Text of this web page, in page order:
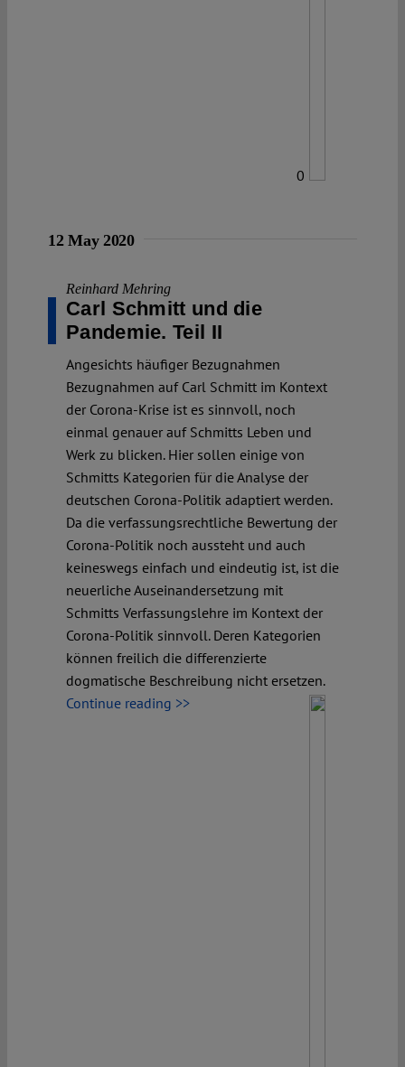
0
12 May 2020
Reinhard Mehring
Carl Schmitt und die
Pandemie. Teil II
Angesichts häufiger Bezugnahmen
Bezugnahmen auf Carl Schmitt im Kontext
der Corona-Krise ist es sinnvoll, noch
einmal genauer auf Schmitts Leben und
Werk zu blicken. Hier sollen einige von
Schmitts Kategorien für die Analyse der
deutschen Corona-Politik adaptiert werden.
Da die verfassungsrechtliche Bewertung der
Corona-Politik noch aussteht und auch
keineswegs einfach und eindeutig ist, ist die
neuerliche Auseinandersetzung mit
Schmitts Verfassungslehre im Kontext der
Corona-Politik sinnvoll. Deren Kategorien
können freilich die differenzierte
dogmatische Beschreibung nicht ersetzen.
Continue reading >>